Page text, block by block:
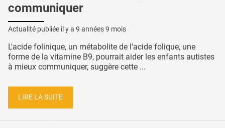
communiquer
Actualité publiée il y a 9 années 9 mois
L'acide folinique, un métabolite de l'acide folique, une
forme de la vitamine B9, pourrait aider les enfants autistes
à mieux communiquer, suggère cette ...
LIRE LA SUITE